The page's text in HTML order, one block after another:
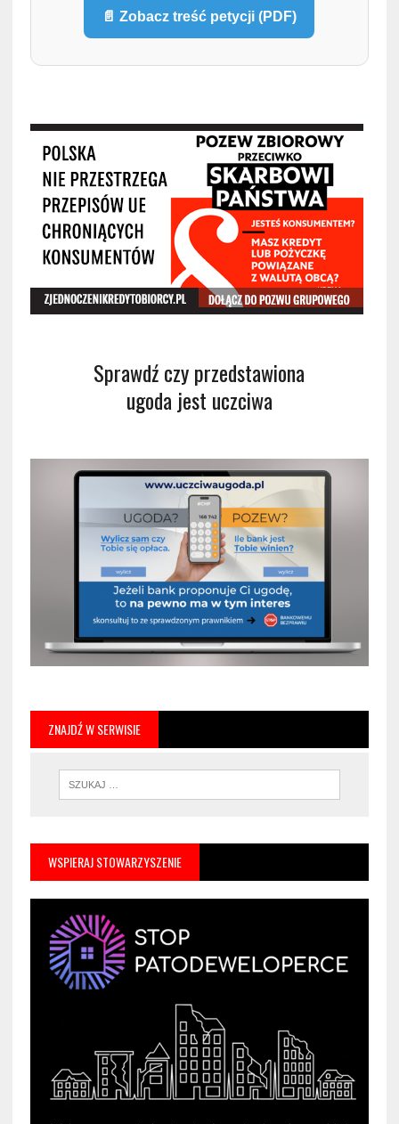
📄 Zobacz treść petycji (PDF)
Sprawdź czy przedstawiona
ugoda jest uczciwa
ZNAJDŹ W SERWISIE
WSPIERAJ STOWARZYSZENIE